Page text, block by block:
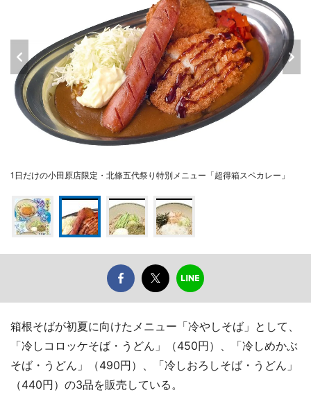
1日だけの小田原店限定・北條五代祭り特別メニュー「超得箱スペカレー」
箱根そばが初夏に向けたメニュー「冷やしそば」として、
「冷しコロッケそば・うどん」（450円）、「冷しめかぶ
そば・うどん」（490円）、「冷しおろしそば・うどん」
（440円）の3品を販売している。